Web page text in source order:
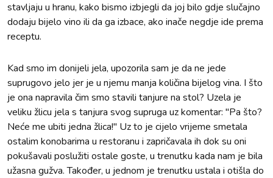
stavljaju u hranu, kako bismo izbjegli da joj bilo gdje slučajno
dodaju bijelo vino ili da ga izbace, ako inače negdje ide prema
receptu.
Kad smo im donijeli jela, upozorila sam je da ne jede
suprugovo jelo jer je u njemu manja količina bijelog vina. I što
je ona napravila čim smo stavili tanjure na stol? Uzela je
veliku žlicu jela s tanjura svog supruga uz komentar: "Pa što?
Neće me ubiti jedna žlica!" Uz to je cijelo vrijeme smetala
ostalim konobarima u restoranu i zapričavala ih dok su oni
pokušavali poslužiti ostale goste, u trenutku kada nam je bila
užasna gužva. Također, u jednom je trenutku ustala i otišla do